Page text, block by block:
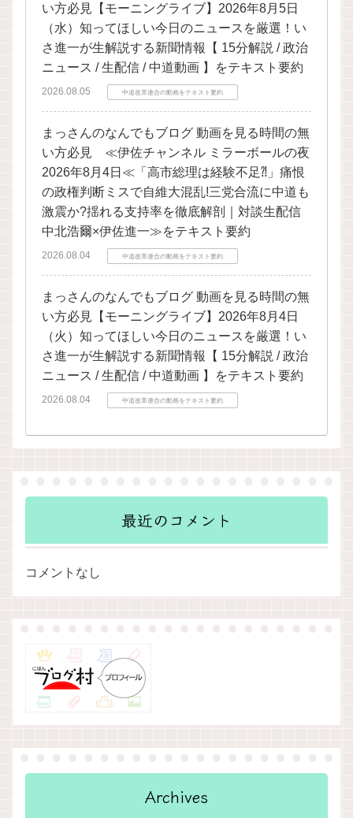
い方必見【モーニングライブ】2026年8月5日
（水）知ってほしい今日のニュースを厳選！い
さ進一が生解説する新聞情報【 15分解説 / 政治
ニュース / 生配信 / 中道動画 】をテキスト要約
2026.08.05 中道改革連合の動画をテキスト要約
まっさんのなんでもブログ 動画を見る時間の無
い方必見 ≪伊佐チャンネル ミラーボールの夜
2026年8月4日≪「高市総理は経験不足⁈」痛恨
の政権判断ミスで自維大混乱!三党合流に中道も
激震か?揺れる支持率を徹底解剖｜対談生配信
中北浩爾×伊佐進一≫をテキスト要約
2026.08.04 中道改革連合の動画をテキスト要約
まっさんのなんでもブログ 動画を見る時間の無
い方必見【モーニングライブ】2026年8月4日
（火）知ってほしい今日のニュースを厳選！い
さ進一が生解説する新聞情報【 15分解説 / 政治
ニュース / 生配信 / 中道動画 】をテキスト要約
2026.08.04 中道改革連合の動画をテキスト要約
最近のコメント
コメントなし
Archives